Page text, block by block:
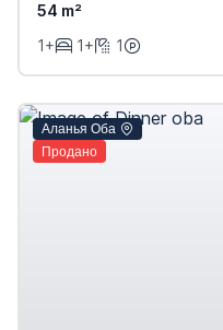
54 m²
1+
1+ 1
Аланья Оба
Продано